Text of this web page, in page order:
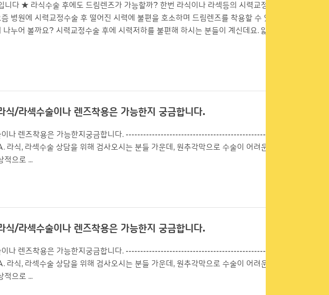
다 ★ 라식수술 후에도 드림렌즈가 가능할까? 한번 라식이나 라섹등의 시력교정수
병원에 시력교정수술 후 떨어진 시력에 불편을 호소하며 드림렌즈를 착용할 수 있는
누어 볼까요? 시력교정수술 후에 시력저하를 불편해 하시는 분들이 계신데요. 얇은
식/라섹수술이나 렌즈착용은 가능한지 궁금합니다.
이나 렌즈착용은 가능한지궁금합니다. ----------------------------------------------------
라섹수술 상담을 위해 검사오시는 분들 가운데, 원추각막으로 수술이 어려운 분
적으로 ...
식/라섹수술이나 렌즈착용은 가능한지 궁금합니다.
이나 렌즈착용은 가능한지궁금합니다. ----------------------------------------------------
라섹수술 상담을 위해 검사오시는 분들 가운데, 원추각막으로 수술이 어려운 분
적으로 ...